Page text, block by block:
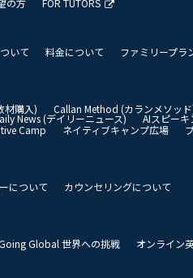
の方 FOR TUTORS
いて 料金について ファミリープラ
材購入) Callan Method (カランメソッ
News (デイリーニュース)
AIスピー
Camp ネイティブキャンプ広場
について カウンセリングについて
Global 世界への挑戦 オンライン